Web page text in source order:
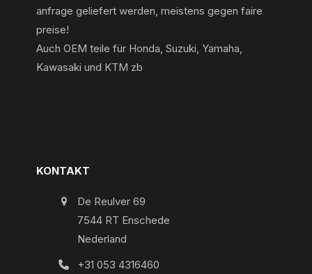
anfrage geliefert werden, meistens gegen faire
preise!
Auch OEM teile für Honda, Suzuki, Yamaha,
Kawasaki und KTM zb
KONTAKT
De Reulver 69
7544 RT Enschede
Nederland
+31 053 4316460